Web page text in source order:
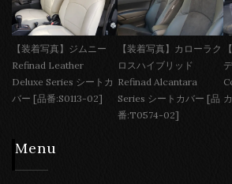
【装着写真】ジムニー
Refinad Leather
Deluxe Series シートカ
バー [品番:S0113-02]
【装着写真】カローラク
ロスハイブリッド
Refinad Alcantara
Series シートカバー [品
番:T0574-02]
Menu